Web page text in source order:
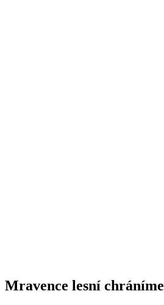
Mravence lesní chráníme